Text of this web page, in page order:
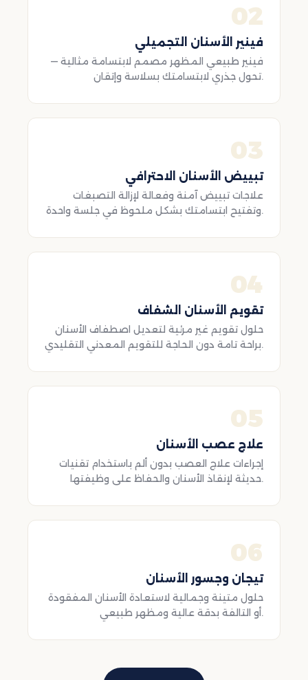
02
فينير الأسنان التجميلي
فينير طبيعي المظهر مصمم لابتسامة مثالية —
تحول جذري لابتسامتك بسلاسة وإتقان.
03
تبييض الأسنان الاحترافي
علاجات تبييض آمنة وفعالة لإزالة التصبغات
وتفتيح ابتسامتك بشكل ملحوظ في جلسة واحدة.
04
تقويم الأسنان الشفاف
حلول تقويم غير مرئية لتعديل اصطفاف الأسنان
براحة تامة دون الحاجة للتقويم المعدني التقليدي.
05
علاج عصب الأسنان
إجراءات علاج العصب بدون ألم باستخدام تقنيات
حديثة لإنقاذ الأسنان والحفاظ على وظيفتها.
06
تيجان وجسور الأسنان
حلول متينة وجمالية لاستعادة الأسنان المفقودة
أو التالفة بدقة عالية ومظهر طبيعي.